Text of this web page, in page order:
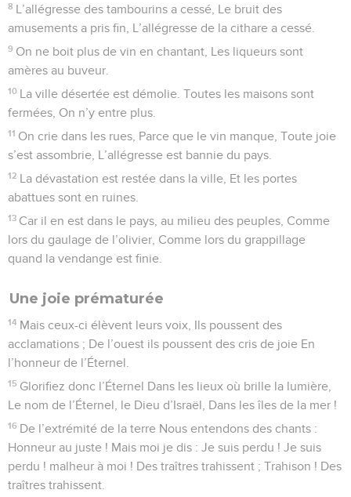
8 L’allégresse des tambourins a cessé, Le bruit des
amusements a pris fin, L’allégresse de la cithare a cessé.
9 On ne boit plus de vin en chantant, Les liqueurs sont
amères au buveur.
10 La ville désertée est démolie. Toutes les maisons sont
fermées, On n’y entre plus.
11 On crie dans les rues, Parce que le vin manque, Toute joie
s’est assombrie, L’allégresse est bannie du pays.
12 La dévastation est restée dans la ville, Et les portes
abattues sont en ruines.
13 Car il en est dans le pays, au milieu des peuples, Comme
lors du gaulage de l’olivier, Comme lors du grappillage
quand la vendange est finie.
Une joie prématurée
14 Mais ceux-ci élèvent leurs voix, Ils poussent des
acclamations ; De l’ouest ils poussent des cris de joie En
l’honneur de l’Éternel.
15 Glorifiez donc l’Éternel Dans les lieux où brille la lumière,
Le nom de l’Éternel, le Dieu d’Israël, Dans les îles de la mer !
16 De l’extrémité de la terre Nous entendons des chants :
Honneur au juste ! Mais moi je dis : Je suis perdu ! Je suis
perdu ! malheur à moi ! Des traîtres trahissent ; Trahison ! Des
traîtres trahissent.